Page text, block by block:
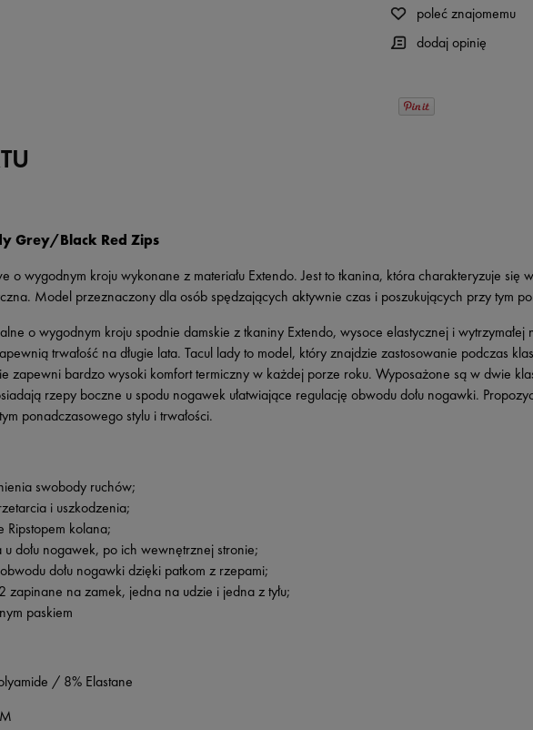
poleć znajomemu
dodaj opinię
Grey/Black Red Zips
o wygodnym kroju wykonane z materiału Extendo. Jest to tkanina, która charakteryzuje
Model przeznaczony dla osób spędzających aktywnie czas i poszukujących przy tym
o wygodnym kroju spodnie damskie z tkaniny Extendo, wysoce elastycznej i
trwałość na długie lata. Tacul lady to model, który znajdzie zastosowanie podczas
zapewni bardzo wysoki komfort termiczny w każdej porze roku. Wyposażone są w dwie
rzepy boczne u spodu nogawek ułatwiające regulację obwodu dołu nogawki.
ponadczasowego stylu i trwałości.
swobody ruchów;
i uszkodzenia;
kolana;
dołu nogawek, po ich wewnętrznej stronie;
dołu nogawki dzięki patkom z rzepami;
na zamek, jedna na udzie i jedna z tyłu;
paskiem
/ 8% Elastane